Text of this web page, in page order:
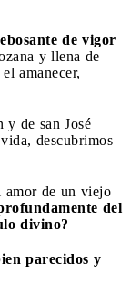
de vigor
y llena de
amanecer,
y de san José
descubrimos
amor de un viejo
del
divino?
parecidos y